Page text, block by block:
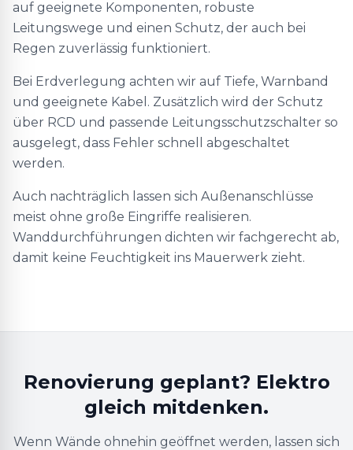
auf geeignete Komponenten, robuste
Leitungswege und einen Schutz, der auch bei
Regen zuverlässig funktioniert.
Bei Erdverlegung achten wir auf Tiefe, Warnband
und geeignete Kabel. Zusätzlich wird der Schutz
über RCD und passende Leitungsschutzschalter so
ausgelegt, dass Fehler schnell abgeschaltet
werden.
Auch nachträglich lassen sich Außenanschlüsse
meist ohne große Eingriffe realisieren.
Wanddurchführungen dichten wir fachgerecht ab,
damit keine Feuchtigkeit ins Mauerwerk zieht.
Renovierung geplant? Elektro
gleich mitdenken.
Wenn Wände ohnehin geöffnet werden, lassen sich